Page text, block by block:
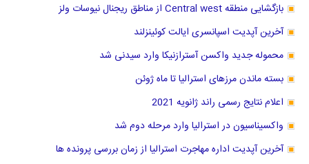
بازگشایی منطقه Central west از مناطق ریجنال نیوسات ولز
آخرین آپدیت اسپانسری ایالت کوئینزلند
محموله جدید واکسن آسترازنیکا وارد سیدنی شد
بسته ماندن مرزهای استرالیا تا ماه ژوئن
اعلام نتایج رسمی راند ژانویه 2021
واکسیناسیون در استرالیا وارد مرحله دوم شد
آخرین آپدیت اداره مهاجرت استرالیا از زمان بررسی پرونده ها